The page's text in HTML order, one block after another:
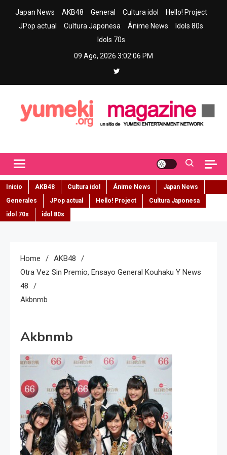
Japan News AKB48 General Cultura idol
Hello! Project
JPop actual
Cultura Japonesa Ánime News
Idols 80s
Idols 70s
09 Ago, 2026 3:02:07 PM
Inicio AKB48 Cultura idol Ánime News
Japan News
Generales
JPop actual Hello! Project
Cultura Japonesa
idol 70s
idol 80s
Home
AKB48
Otra Vez Sin Premio, Ensayo General Kouhaku Y News
48
Akbnmb
Akbnmb